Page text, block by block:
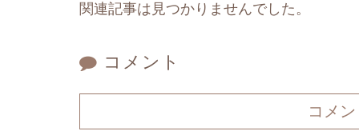
関連記事は見つかりませんでした。
コメント
コメ